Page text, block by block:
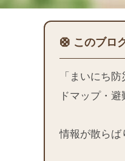
🛟 このブロ
「まいにち
ドマップ・
情報が散らば